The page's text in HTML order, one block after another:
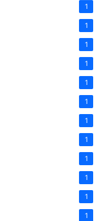
1
1
1
1
1
1
1
1
1
1
1
1